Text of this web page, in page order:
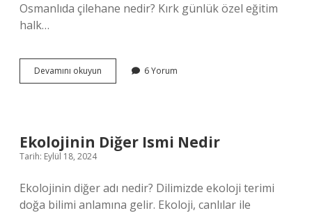
Osmanlıda çilehane nedir? Kırk günlük özel eğitim
halk…
Devamını okuyun Çilehane
Nasıl
6 Yorum
Ekolojinin Diğer Ismi Nedir
Tarih: Eylül 18, 2024
Ekolojinin diğer adı nedir? Dilimizde ekoloji terimi
doğa bilimi anlamına gelir. Ekoloji, canlılar ile